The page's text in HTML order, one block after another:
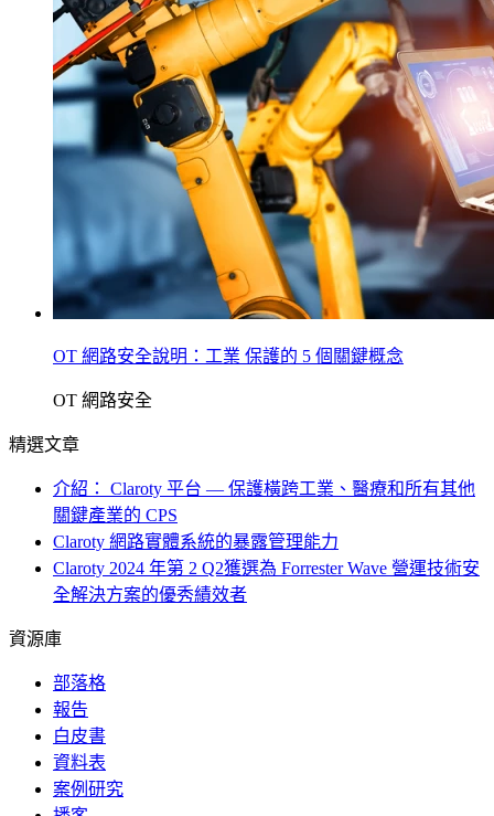
OT 網路安全說明：工業 保護的 5 個關鍵概念
OT 網路安全
精選文章
介紹： Claroty 平台 — 保護橫跨工業、醫療和所有其他
關鍵產業的 CPS
Claroty 網路實體系統的暴露管理能力
Claroty 2024 年第 2 Q2獲選為 Forrester Wave 營運技術安
全解決方案的優秀績效者
資源庫
部落格
報告
白皮書
資料表
案例研究